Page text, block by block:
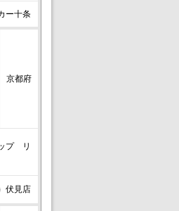
ー十条
京都府
プ リ
伏見店